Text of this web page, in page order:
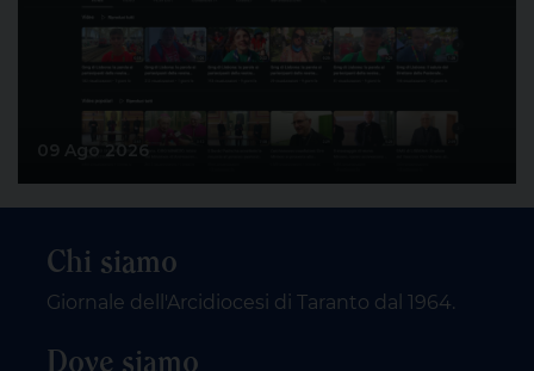
Chi siamo
Giornale dell'Arcidiocesi di Taranto dal 1964.
Dove siamo